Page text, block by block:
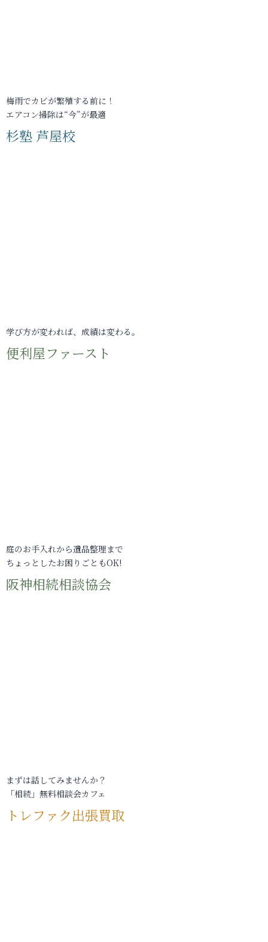
梅雨でカビが繁殖する前に！
エアコン掃除は“今”が最適
杉塾 芦屋校
学び方が変われば、成績は変わる。
便利屋ファースト
庭のお手入れから遺品整理まで
ちょっとしたお困りごともOK!
阪神相続相談協会
まずは話してみませんか？
「相続」無料相談会カフェ
トレファク出張買取